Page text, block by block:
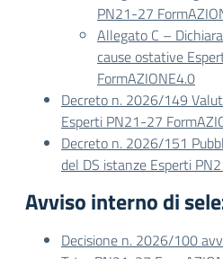
PN21-27
Allegato C –
cause ostative
FormAZIONE4.0
Decreto n. 2026/149
Esperti PN21-27
Decreto n. 2026/151
del DS istanze Esperti
Avviso interno di
Decisione n. 2026/100